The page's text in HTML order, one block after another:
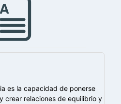
es la capacidad de ponerse
crear relaciones de equilibrio y